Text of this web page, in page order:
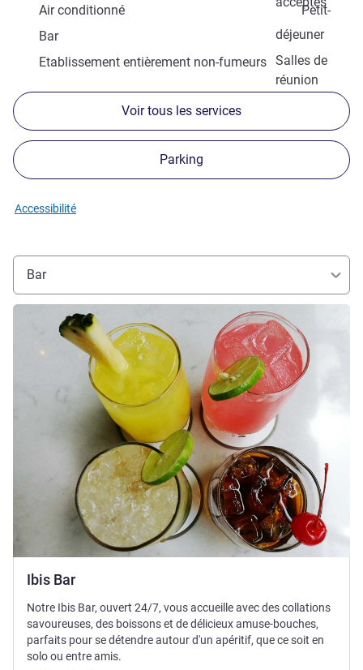
Air conditionné
Petit-
déjeuner
Bar
Salles de
réunion
Etablissement entièrement non-fumeurs
Voir tous les services
Parking
Accessibilité
Bar
Ibis Bar
Voir les détails
Notre Ibis Bar, ouvert 24/7, vous accueille avec des collations
savoureuses, des boissons et de délicieux amuse-bouches,
parfaits pour se détendre autour d'un apéritif, que ce soit en
solo ou entre amis.